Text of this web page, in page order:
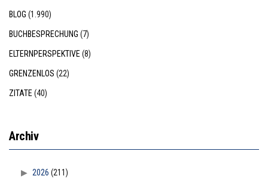
BLOG (1.990)
BUCHBESPRECHUNG (7)
ELTERNPERSPEKTIVE (8)
GRENZENLOS (22)
ZITATE (40)
Archiv
2026 (211)